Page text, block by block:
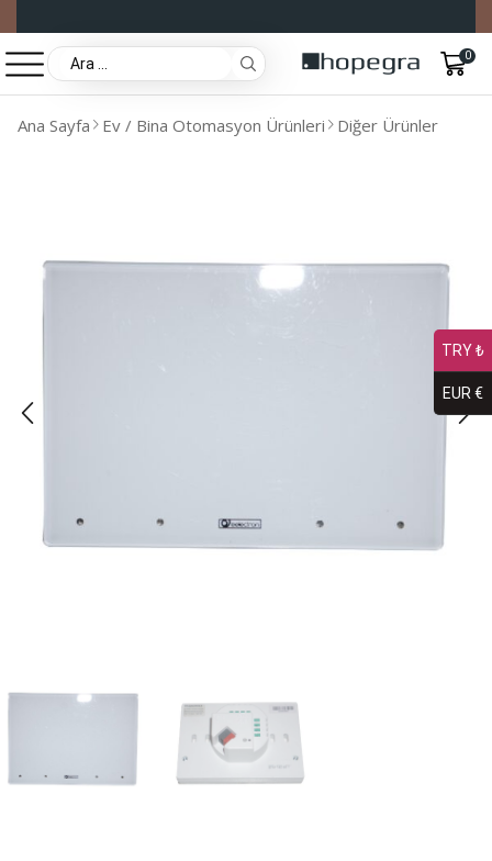
0
Ana Sayfa Ev / Bina Otomasyon Ürünleri Diğer Ürünler
TRY ₺
EUR €